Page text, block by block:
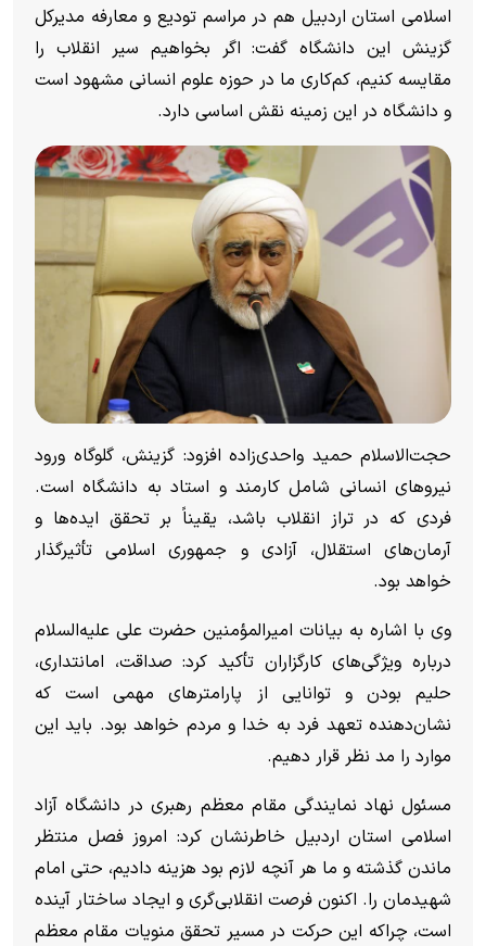
اسلامی استان اردبیل هم در مراسم تودیع و معارفه مدیرکل
گزینش این دانشگاه گفت: اگر بخواهیم سیر انقلاب را
مقایسه کنیم، کم‌کاری ما در حوزه علوم انسانی مشهود است
و دانشگاه در این زمینه نقش اساسی دارد.
حجت‌الاسلام حمید واحدی‌زاده افزود: گزینش، گلوگاه ورود
نیرو‌های انسانی شامل کارمند و استاد به دانشگاه است.
فردی که در تراز انقلاب باشد، یقیناً بر تحقق ایده‌ها و
آرمان‌های استقلال، آزادی و جمهوری اسلامی تأثیرگذار
خواهد بود.
وی با اشاره به بیانات امیرالمؤمنین حضرت علی علیه‌السلام
درباره ویژگی‌های کارگزاران تأکید کرد: صداقت، امانتداری،
حلیم بودن و توانایی از پارامتر‌های مهمی است که
نشان‌دهنده تعهد فرد به خدا و مردم خواهد بود. باید این
موارد را مد نظر قرار دهیم.
مسئول نهاد نمایندگی مقام معظم رهبری در دانشگاه آزاد
اسلامی استان اردبیل خاطرنشان کرد: امروز فصل منتظر
ماندن گذشته و ما هر آنچه لازم بود هزینه دادیم، حتی امام
شهیدمان را. اکنون فرصت انقلابی‌گری و ایجاد ساختار آینده
است، چراکه این حرکت در مسیر تحقق منویات مقام معظم